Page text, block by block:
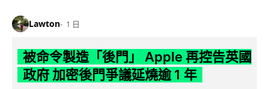
Lawton 1 日
被命令製造「後門」 Apple 再控告英國
政府 加密後門爭議延燒逾 1 年